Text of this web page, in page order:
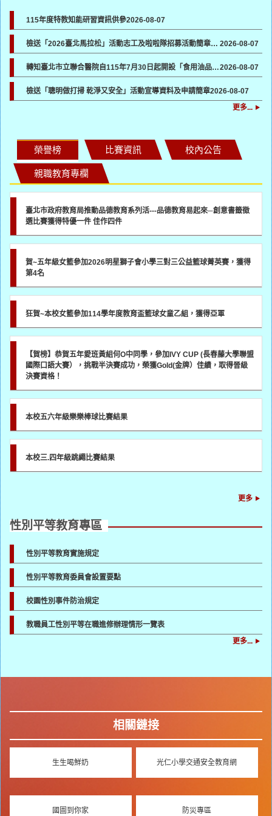
115年度特教知能研習資訊供參2026-08-07
檢送「2026臺北馬拉松」活動志工及啦啦隊招募活動簡章及報名表各1份，請貴機關協助於所屬管道宣傳並鼓勵踴躍報名參加 2026-08-07
轉知臺北市立聯合醫院自115年7月30日起開設「食用油品健康諮詢門診」一案，請各校（園）協助向所屬教職員工生宣導2026-08-07
檢送「聰明做打掃 乾淨又安全」活動宣導資料及申請簡章2026-08-07
更多...
榮譽榜 比賽資訊 校內公告
親職教育專欄
臺北市政府教育局推動品德教育系列活---品德教育易起來─創意書籤徵
選比賽獲得特優一件 佳作四件
賀~五年級女籃參加2026明星獅子會小學三對三公益籃球菁英賽，獲得
第4名
狂賀~本校女籃參加114學年度教育盃籃球女童乙組，獲得亞軍
【賀榜】恭賀五年愛班黃組何O中同學，參加IVY CUP (長春藤大學聯盟
國際口語大賽），挑戰半決賽成功，榮獲Gold(金牌）佳績，取得晉級
決賽資格！
本校五六年級樂樂棒球比賽結果
本校三.四年級跳繩比賽結果
更多
性別平等教育專區
性別平等教育實施規定
性別平等教育委員會設置要點
校園性別事件防治規定
教職員工性別平等在職進修辦理情形一覽表
更多...
相關鏈接
生生喝鮮奶 光仁小學交通安全教育網
國圖到你家 防災專區